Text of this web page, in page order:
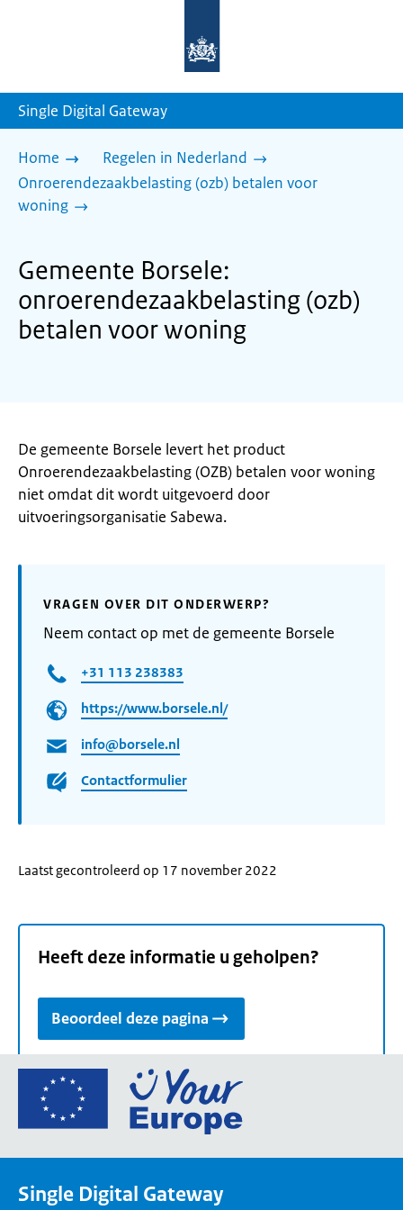
homepage
Single Digital Gateway
Home
Regelen in Nederland
Onroerendezaakbelasting (ozb) betalen voor
woning
Gemeente Borsele:
onroerendezaakbelasting (ozb)
betalen voor woning
De gemeente Borsele levert het product
Onroerendezaakbelasting (OZB) betalen voor woning
niet omdat dit wordt uitgevoerd door
uitvoeringsorganisatie Sabewa.
VRAGEN OVER DIT ONDERWERP?
Neem contact op met de gemeente Borsele
+31 113 238383
https://www.borsele.nl/
info@borsele.nl
Contactformulier
Laatst gecontroleerd op 17 november 2022
Heeft deze informatie u geholpen?
Beoordeel deze pagina
Ga
de
Single Digital Gateway